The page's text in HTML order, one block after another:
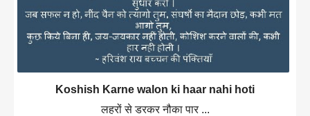
Koshish Karne walon ki haar nahi hoti
लहरों से डरकर नौका पार ...